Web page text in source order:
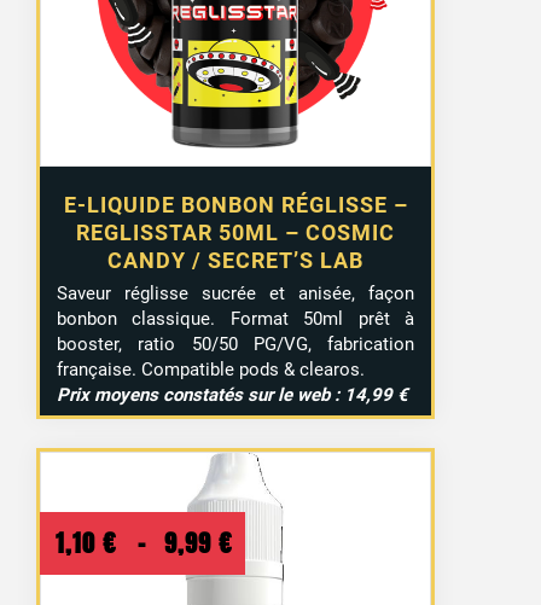
E-LIQUIDE BONBON RÉGLISSE –
REGLISSTAR 50ML – COSMIC
CANDY / SECRET’S LAB
Saveur réglisse sucrée et anisée, façon
bonbon classique. Format 50ml prêt à
booster, ratio 50/50 PG/VG, fabrication
française. Compatible pods & clearos.
Prix moyens constatés sur le web : 14,99 €
1,10 € – 9,99 €
Plage
de